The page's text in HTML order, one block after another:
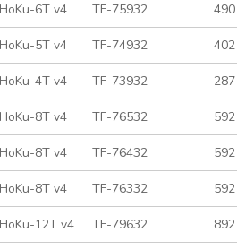
6T v4 TF-75932 490
5T v4 TF-74932 402
4T v4 TF-73932 287
8T v4 TF-76532 592
8T v4 TF-76432 592
8T v4 TF-76332 592
12T v4 TF-79632 892